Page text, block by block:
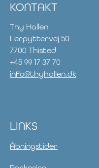
KONTAKT
Thy Hallen
Lerpyttervej 50
7700 Thisted
+45 99 17 37 70
info@thyhallen.dk
LINKS
Åbningstider